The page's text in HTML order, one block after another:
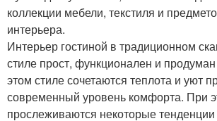
коллекции мебели, текстиля и
интерьера.
Интерьер гостиной в традиционном
стиле прост, функционален и
этом стиле сочетаются теплота и уют
современный уровень комфорта. При
прослеживаются некоторые тенденции